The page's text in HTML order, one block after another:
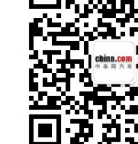
驾驶感应器技术为主的公司
PMG选定置完成后也进行功
国家不同的车辆安全要求规
ADAS除了在市场占有率方
公司以外，还有一家需要瞩
adVsion。StradVision是以
础的智能驾驶专用相机目标